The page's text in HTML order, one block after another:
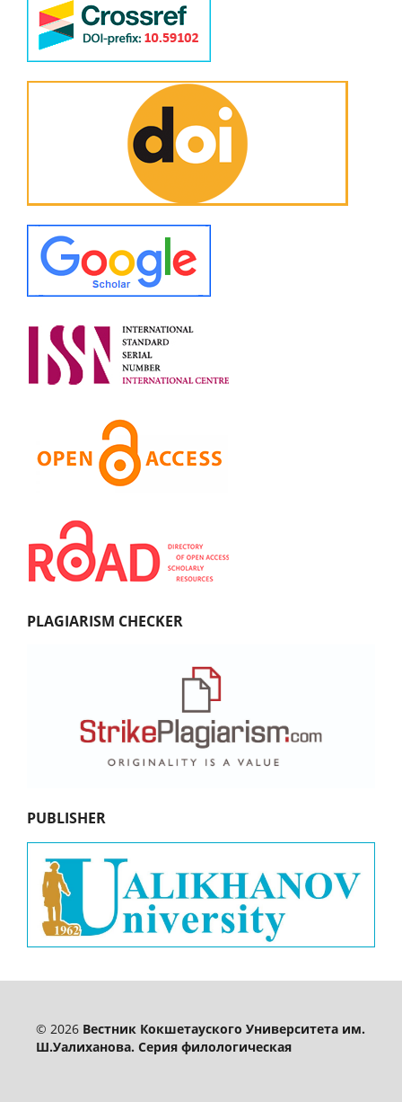
PLAGIARISM CHECKER
PUBLISHER
© 2026 Вестник Кокшетауского Университета им.
Ш.Уалиханова. Серия филологическая